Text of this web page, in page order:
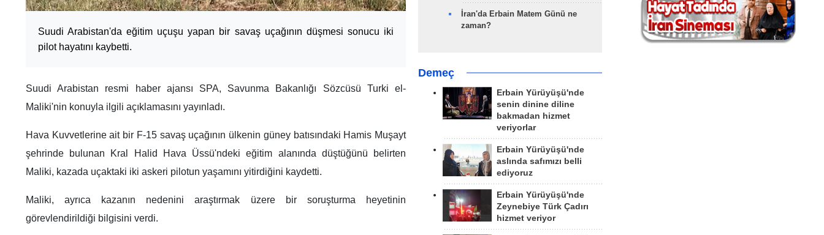
Suudi Arabistan'da eğitim uçuşu yapan bir savaş uçağının düşmesi sonucu iki
pilot hayatını kaybetti.
Suudi Arabistan resmi haber ajansı SPA, Savunma Bakanlığı Sözcüsü Turki el-
Maliki'nin konuyla ilgili açıklamasını yayınladı.
Hava Kuvvetlerine ait bir F-15 savaş uçağının ülkenin güney batısındaki Hamis Muşayt
şehrinde bulunan Kral Halid Hava Üssü'ndeki eğitim alanında düştüğünü belirten
Maliki, kazada uçaktaki iki askeri pilotun yaşamını yitirdiğini kaydetti.
Maliki, ayrıca kazanın nedenini araştırmak üzere bir soruşturma heyetinin
görevlendirildiği bilgisini verdi.
İran'da Erbain Matem Günü ne
zaman?
Demeç
Erbain Yürüyüşü'nde
senin dinine diline
bakmadan hizmet
veriyorlar
Erbain Yürüyüşü'nde
aslında safımızı belli
ediyoruz
Erbain Yürüyüşü'nde
Zeynebiye Türk Çadırı
hizmet veriyor